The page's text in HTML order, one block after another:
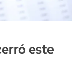
este